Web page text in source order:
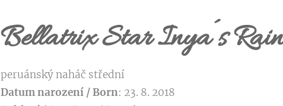
Bellatrix Star Inya´s
peruánský naháč střední
Datum narození / Born: 23. 8. 2018